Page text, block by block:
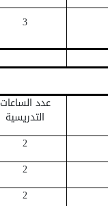
3
عدد الساعات
التدريسية
2
2
2